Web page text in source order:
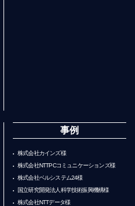
事例
株式会社カインズ様
株式会社NTTPCコミュニケーションズ様
株式会社ベルシステム24様
国立研究開発法人科学技術振興機構様
株式会社NTTデータ様